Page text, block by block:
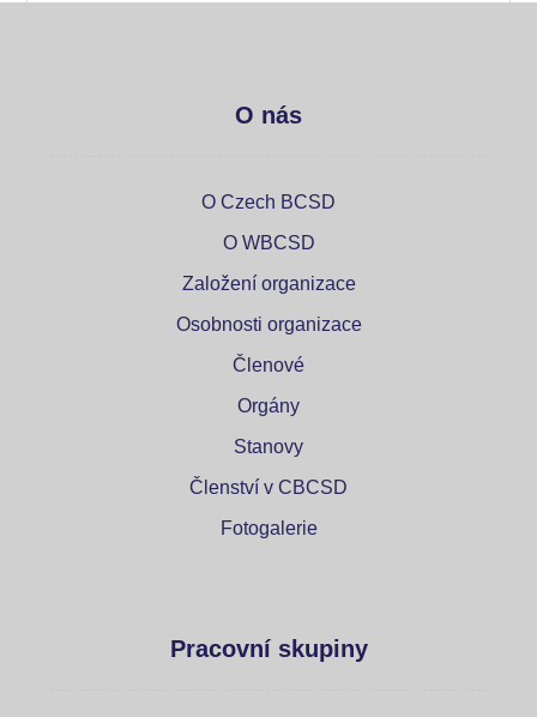
O nás
O Czech BCSD
O WBCSD
Založení organizace
Osobnosti organizace
Členové
Orgány
Stanovy
Členství v CBCSD
Fotogalerie
Pracovní skupiny